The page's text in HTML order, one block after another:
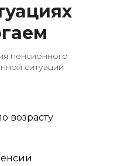
пенсионного
ситуации
возрасту